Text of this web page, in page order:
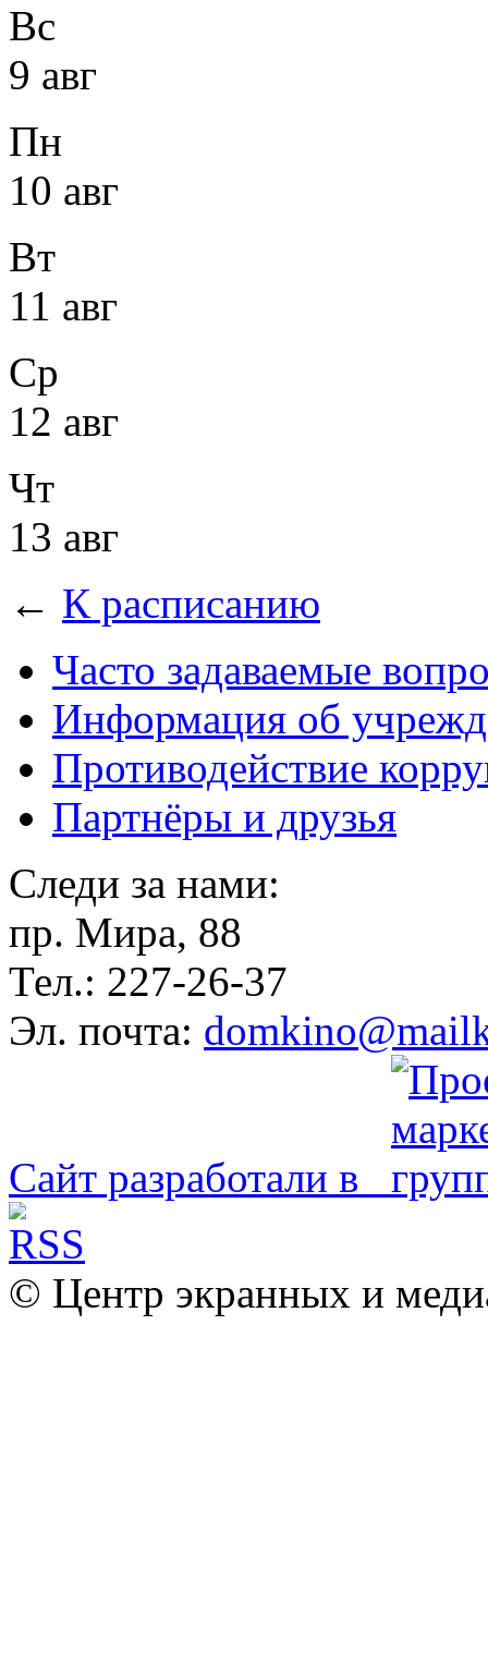
Вс
9 авг
Пн
10 авг
Вт
11 авг
Ср
12 авг
Чт
13 авг
← К расписанию
Часто задаваемые
Информация об
Противодействие
Партнёры и друзья
Следи за нами:
пр. Мира, 88
Тел.: 227-26-37
Эл. почта:
Сайт разработали в
© Центр экранных и